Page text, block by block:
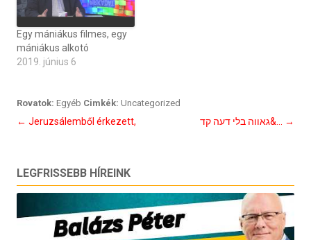
Egy mániákus filmes, egy
mániákus alkotó
2019. június 6
Rovatok: Egyéb Cimkék: Uncategorized
Bejegyzés
← Jeruzsálemből érkezett, גאווה בלי דעה קד&… →
LEGFRISSEBB HÍREINK